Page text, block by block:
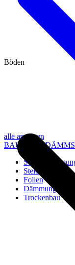
alle anzeigen
BAU- UND
Steico
Steico Zubehör
Folien
Dämmung
Trockenbau
Böden